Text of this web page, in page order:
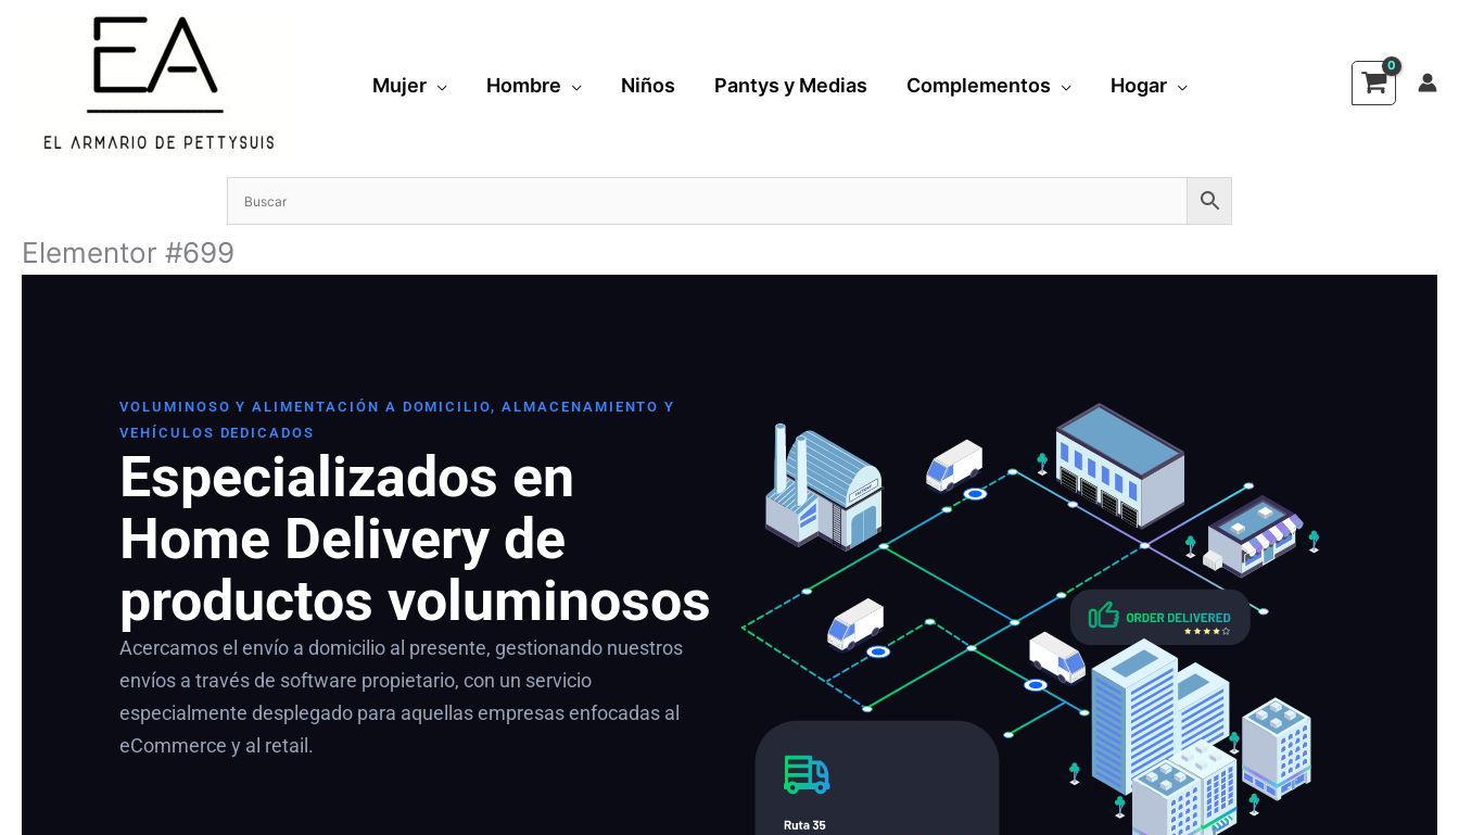
Mujer Hombre Niños Pantys y Medias Complementos Hogar
Elementor #699
VOLUMINOSO Y ALIMENTACIÓN A DOMICILIO, ALMACENAMIENTO Y
VEHÍCULOS DEDICADOS
Especializados en
Home Delivery de
productos voluminosos
Acercamos el envío a domicilio al presente, gestionando nuestros
envíos a través de software propietario, con un servicio
especialmente desplegado para aquellas empresas enfocadas al
eCommerce y al retail.